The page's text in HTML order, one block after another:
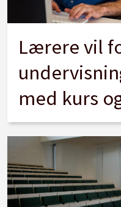
Lærere vil
med kurs